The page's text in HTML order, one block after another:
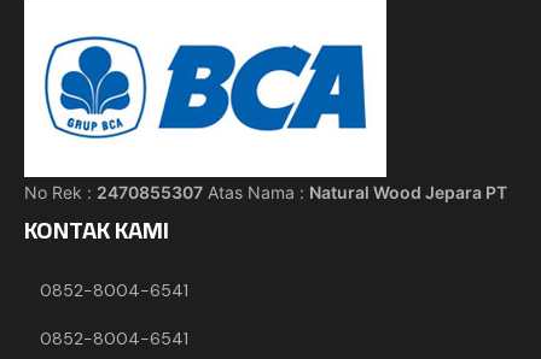
No Rek : 2470855307 Atas Nama : Natural Wood Jepara PT
KONTAK KAMI
0852-8004-6541
0852-8004-6541